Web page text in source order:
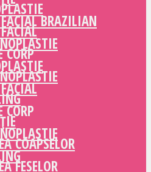
CORP
COAPSELOR
FESELOR
BRAZILIAN
CORP